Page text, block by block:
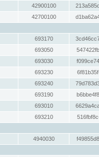
42900100
42700100
693170
693050
693030
693230
693240
693190
693010
693210
4940030